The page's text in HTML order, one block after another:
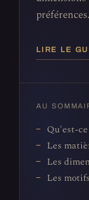
préférences.
LIRE LE
AU
Qu'est-
Les
Les
Les